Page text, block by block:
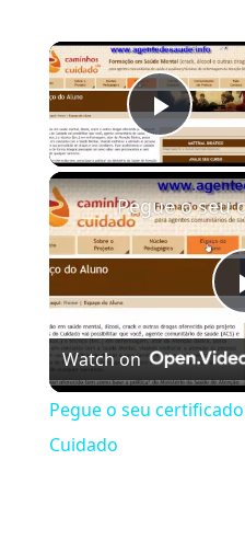
Play
Watch on
Pegue o seu
Cuidado